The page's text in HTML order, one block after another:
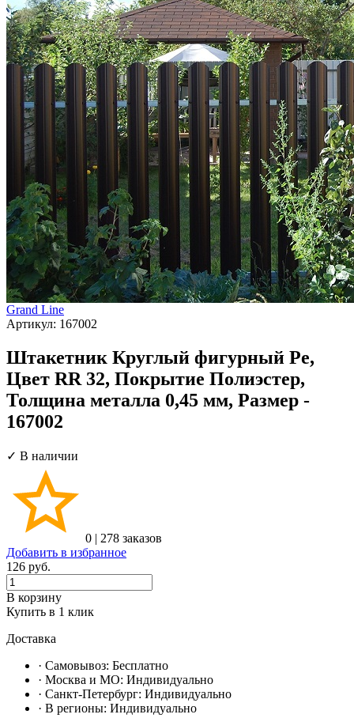
Grand Line
Артикул: 167002
Штакетник Круглый фигурный Pe,
Цвет RR 32, Покрытие Полиэстер,
Толщина металла 0,45 мм, Размер -
167002
✓ В наличии
0 | 278 заказов
Добавить в избранное
126 руб.
В корзину
Купить в 1 клик
Доставка
· Самовывоз: Бесплатно
· Москвa и МО: Индивидуально
· Санкт-Петербург: Индивидуально
· В регионы: Индивидуально